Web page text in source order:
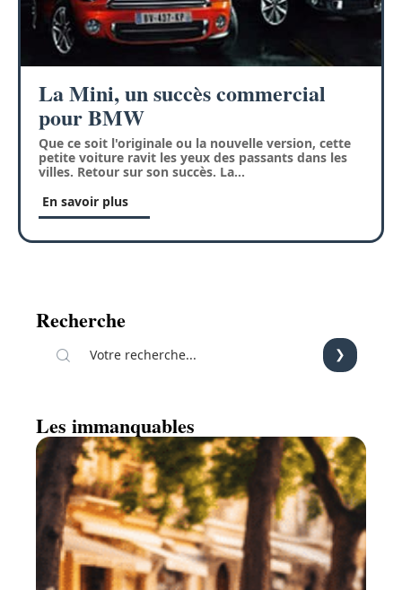
La Mini, un succès commercial
pour BMW
Que ce soit l'originale ou la nouvelle version, cette
petite voiture ravit les yeux des passants dans les
villes. Retour sur son succès. La…
En savoir plus
Recherche
Les immanquables